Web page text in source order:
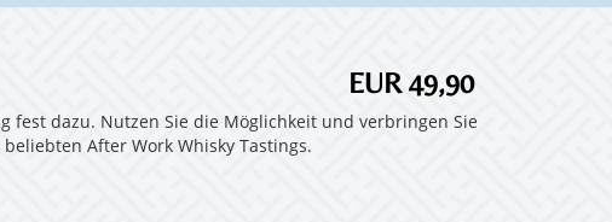
EUR 49,90
dazu. Nutzen Sie die Möglichkeit und verbringen Sie
After Work Whisky Tastings.